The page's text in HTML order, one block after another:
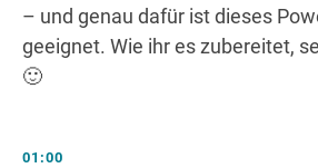
– und genau dafür ist dieses
geeignet. Wie ihr es zubereitet,
🙂
01:00